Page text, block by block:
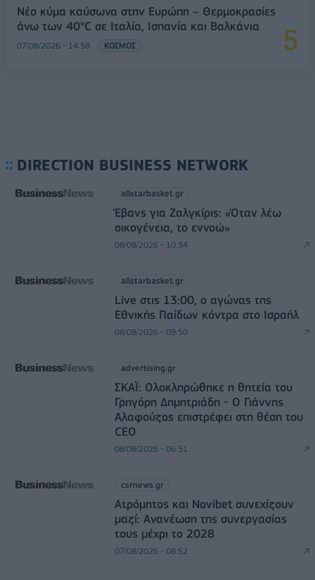
Νέο κύμα καύσωνα στην Ευρώπη – Θερμοκρασίες
άνω των 40°C σε Ιταλία, Ισπανία και Βαλκάνια
07/08/2026 - 14:58 ΚΟΣΜΟΣ
DIRECTION BUSINESS NETWORK
allstarbasket.gr
Έβανς για Ζαλγκίρις: «Όταν λέω
οικογένεια, το εννοώ»
08/08/2026 - 10:34
allstarbasket.gr
Live στις 13:00, ο αγώνας της
Εθνικής Παίδων κόντρα στο Ισραήλ
08/08/2026 - 09:50
advertising.gr
ΣΚΑΪ: Ολοκληρώθηκε η θητεία του
Γρηγόρη Δημητριάδη - Ο Γιάννης
Αλαφούζος επιστρέφει στη θέση του
CEO
08/08/2026 - 06:51
csrnews.gr
Ατρόμητος και Novibet συνεχίζουν
μαζί: Ανανέωση της συνεργασίας
τους μέχρι το 2028
07/08/2026 - 08:52